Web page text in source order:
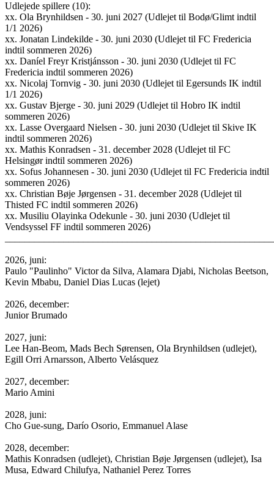
Udlejede spillere (10):
xx. Ola Brynhildsen - 30. juni 2027 (Udlejet til Bodø/Glimt indtil
1/1 2026)
xx. Jonatan Lindekilde - 30. juni 2030 (Udlejet til FC Fredericia
indtil sommeren 2026)
xx. Daníel Freyr Kristjánsson - 30. juni 2030 (Udlejet til FC
Fredericia indtil sommeren 2026)
xx. Nicolaj Tornvig - 30. juni 2030 (Udlejet til Egersunds IK indtil
1/1 2026)
xx. Gustav Bjerge - 30. juni 2029 (Udlejet til Hobro IK indtil
sommeren 2026)
xx. Lasse Overgaard Nielsen - 30. juni 2030 (Udlejet til Skive IK
indtil sommeren 2026)
xx. Mathis Konradsen - 31. december 2028 (Udlejet til FC
Helsingør indtil sommeren 2026)
xx. Sofus Johannesen - 30. juni 2030 (Udlejet til FC Fredericia indtil
sommeren 2026)
xx. Christian Bøje Jørgensen - 31. december 2028 (Udlejet til
Thisted FC indtil sommeren 2026)
xx. Musiliu Olayinka Odekunle - 30. juni 2030 (Udlejet til
Vendsyssel FF indtil sommeren 2026)
2026, juni:
Paulo "Paulinho" Victor da Silva, Alamara Djabi, Nicholas Beetson,
Kevin Mbabu, Daniel Dias Lucas (lejet)
2026, december:
Junior Brumado
2027, juni:
Lee Han-Beom, Mads Bech Sørensen, Ola Brynhildsen (udlejet),
Egill Orri Arnarsson, Alberto Velásquez
2027, december:
Mario Amini
2028, juni:
Cho Gue-sung, Darío Osorio, Emmanuel Alase
2028, december:
Mathis Konradsen (udlejet), Christian Bøje Jørgensen (udlejet), Isa
Musa, Edward Chilufya, Nathaniel Perez Torres